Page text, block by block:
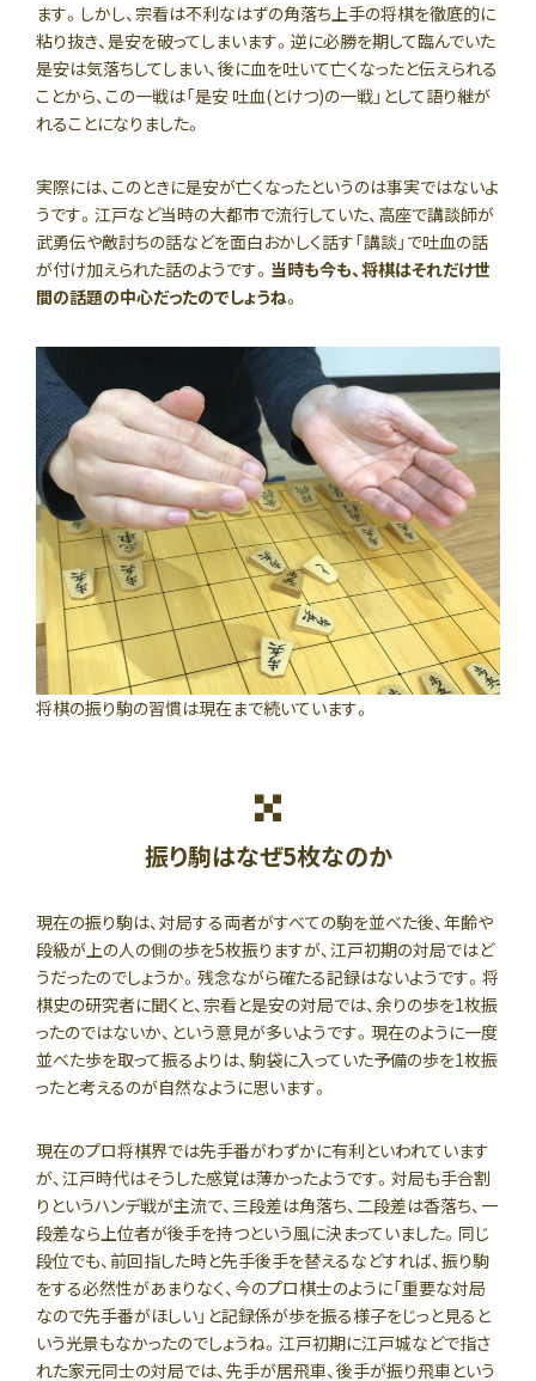
ます。しかし、宗看は不利なはずの角落ち上手の将棋を徹底的に
粘り抜き、是安を破ってしまいます。逆に必勝を期して臨んでいた
是安は気落ちしてしまい、後に血を吐いて亡くなったと伝えられる
ことから、この一戦は「是安 吐血(とけつ)の一戦」として語り継が
れることになりました。
実際には、このときに是安が亡くなったというのは事実ではないよ
うです。江戸など当時の大都市で流行していた、高座で講談師が
武勇伝や敵討ちの話などを面白おかしく話す「講談」で吐血の話
が付け加えられた話のようです。 当時も今も、将棋はそれだけ世
間の話題の中心だったのでしょうね。
将棋の振り駒の習慣は現在まで続いています。
振り駒はなぜ5枚なのか
現在の振り駒は、対局する両者がすべての駒を並べた後、年齢や
段級が上の人の側の歩を5枚振りますが、江戸初期の対局ではど
うだったのでしょうか。残念ながら確たる記録はないようです。将
棋史の研究者に聞くと、宗看と是安の対局では、余りの歩を1枚振
ったのではないか、という意見が多いようです。現在のように一度
並べた歩を取って振るよりは、駒袋に入っていた予備の歩を1枚振
ったと考えるのが自然なように思います。
現在のプロ将棋界では先手番がわずかに有利といわれています
が、江戸時代はそうした感覚は薄かったようです。対局も手合割
りというハンデ戦が主流で、三段差は角落ち、二段差は香落ち、一
段差なら上位者が後手を持つという風に決まっていました。同じ
段位でも、前回指した時と先手後手を替えるなどすれば、振り駒
をする必然性があまりなく、今のプロ棋士のように「重要な対局
なので先手番がほしい」と記録係が歩を振る様子をじっと見ると
いう光景もなかったのでしょうね。江戸初期に江戸城などで指さ
れた家元同士の対局では、先手が居飛車、後手が振り飛車という